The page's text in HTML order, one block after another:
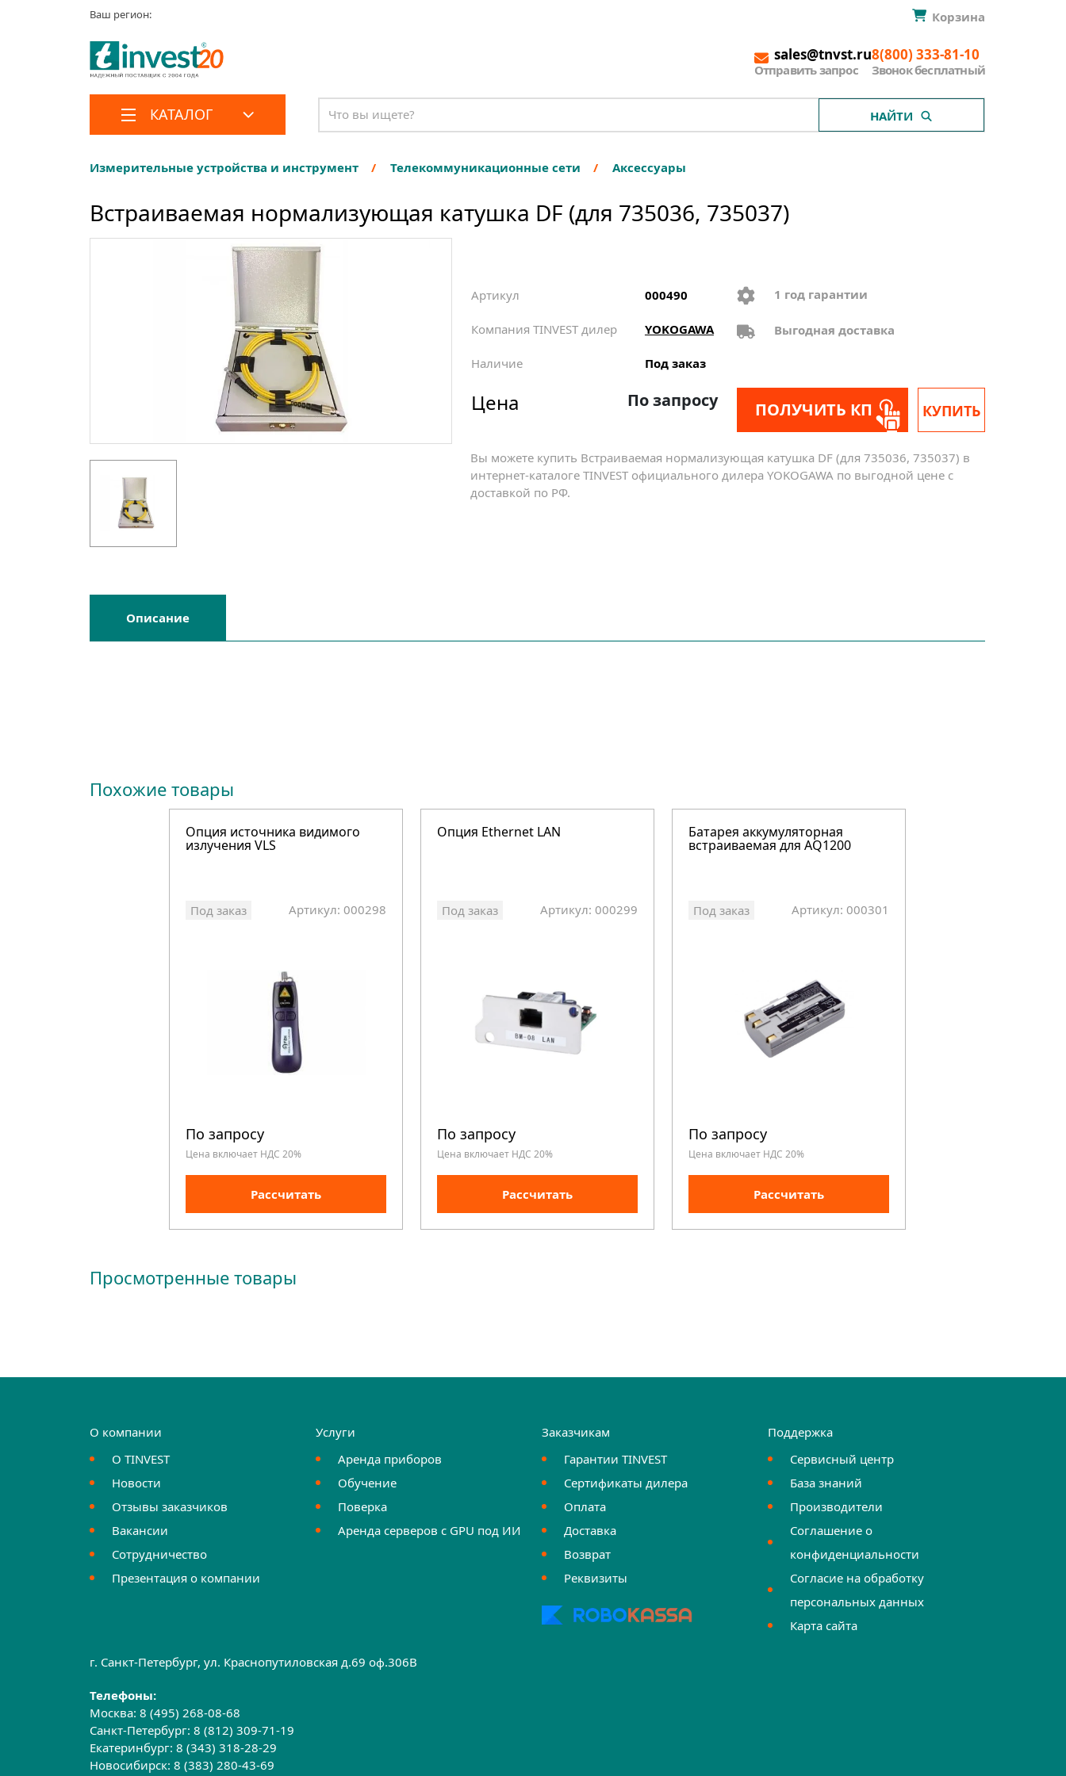
Ваш регион: Корзина
sales@tnvst.ru
Отправить запрос
8(800) 333-81-10
Звонок бесплатный
КАТАЛОГ НАЙТИ
Измерительные устройства и инструмент Телекоммуникационные сети Аксессуары
Встраиваемая нормализующая катушка DF (для 735036, 735037)
Артикул 000490
Компания TINVEST дилер YOKOGAWA
Наличие Под заказ
1 год гарантии
Выгодная доставка
Цена По запросу ПОЛУЧИТЬ КП КУПИТЬ
Вы можете купить Встраиваемая нормализующая катушка DF (для 735036, 735037) в
интернет-каталоге TINVEST официального дилера YOKOGAWA по выгодной цене с
доставкой по РФ.
Описание
Похожие товары
Опция источника видимого
излучения VLS
Под заказ Артикул: 000298
По запросу
Цена включает НДС 20%
Рассчитать
Опция Ethernet LAN
Под заказ Артикул: 000299
По запросу
Цена включает НДС 20%
Рассчитать
Батарея аккумуляторная
встраиваемая для AQ1200
Под заказ Артикул: 000301
По запросу
Цена включает НДС 20%
Рассчитать
Просмотренные товары
О компании
О TINVEST
Новости
Отзывы заказчиков
Вакансии
Сотрудничество
Презентация о компании
Услуги
Аренда приборов
Обучение
Поверка
Аренда серверов с GPU под ИИ
Заказчикам
Гарантии TINVEST
Сертификаты дилера
Оплата
Доставка
Возврат
Реквизиты
Поддержка
Сервисный центр
База знаний
Производители
Соглашение о
конфиденциальности
Согласие на обработку
персональных данных
Карта сайта
г. Санкт-Петербург, ул. Краснопутиловская д.69 оф.306B
Телефоны:
Москва:8 (495) 268-08-68
Санкт-Петербург:8 (812) 309-71-19
Екатеринбург:8 (343) 318-28-29
Новосибирск:8 (383) 280-43-69